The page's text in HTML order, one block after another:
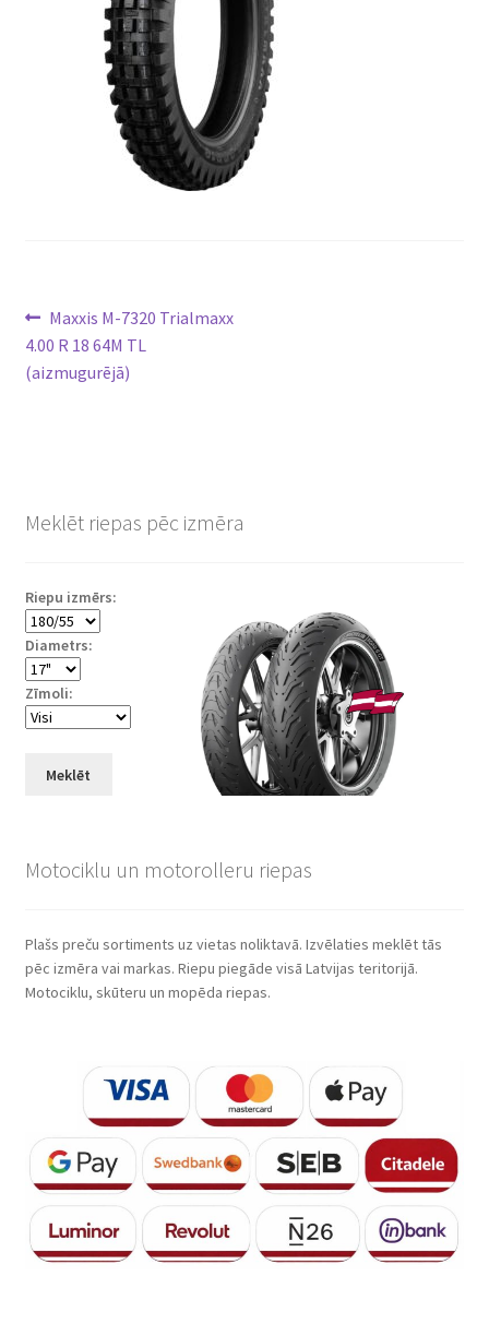
Ziņu
izvēlne
Previous
post:
Maxxis M-7320 Trialmaxx
4.00 R 18 64M TL
(aizmugurējā)
Meklēt riepas pēc izmēra
Riepu izmērs:
Diametrs:
Zīmoli:
Meklēt
Motociklu un motorolleru riepas
Plašs preču sortiments uz vietas noliktavā. Izvēlaties meklēt tās
pēc izmēra vai markas. Riepu piegāde visā Latvijas teritorijā.
Motociklu, skūteru un mopēda riepas.